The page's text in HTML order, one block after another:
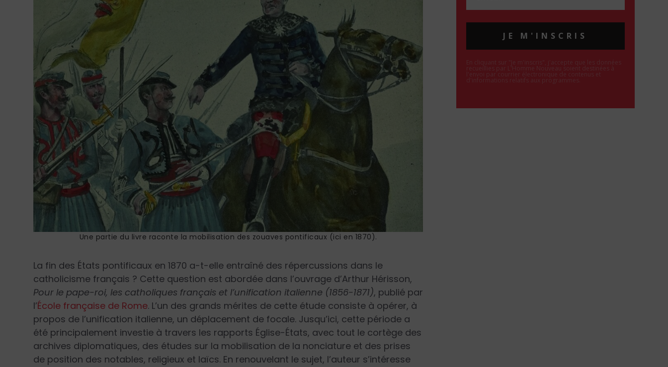
Une partie du livre raconte la mobilisation des zouaves pontificaux (ici en 1870).
La fin des États pontificaux en 1870 a-t-elle entraîné des répercussions dans le
catholicisme français ? Cette question est abordée dans l’ouvrage d’Arthur Hérisson,
Pour le pape-roi, les catholiques français et l’unification italienne (1856-1871), publié par
l’École française de Rome. L’un des grands mérites de cette étude consiste à opérer, à
propos de l’unification italienne, un déplacement de focale. Jusqu’ici, cette période a
été principalement investie à travers les rapports Église-États, avec tout le cortège des
archives diplomatiques, des études sur la mobilisation de la nonciature et des prises
de position des notables, religieux et laïcs. En renouvelant le sujet, l’auteur s’intéresse
JE M'INSCRIS
En cliquant sur "Je m'inscris", j'accepte que les données
recueillies par L'Homme Nouveau soient destinées à
l'envoi par courrier électronique de contenus et
d'informations relatifs aux programmes.